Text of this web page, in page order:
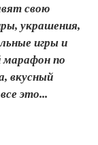
свою
украшения,
игры и
марафон по
вкусный
это...